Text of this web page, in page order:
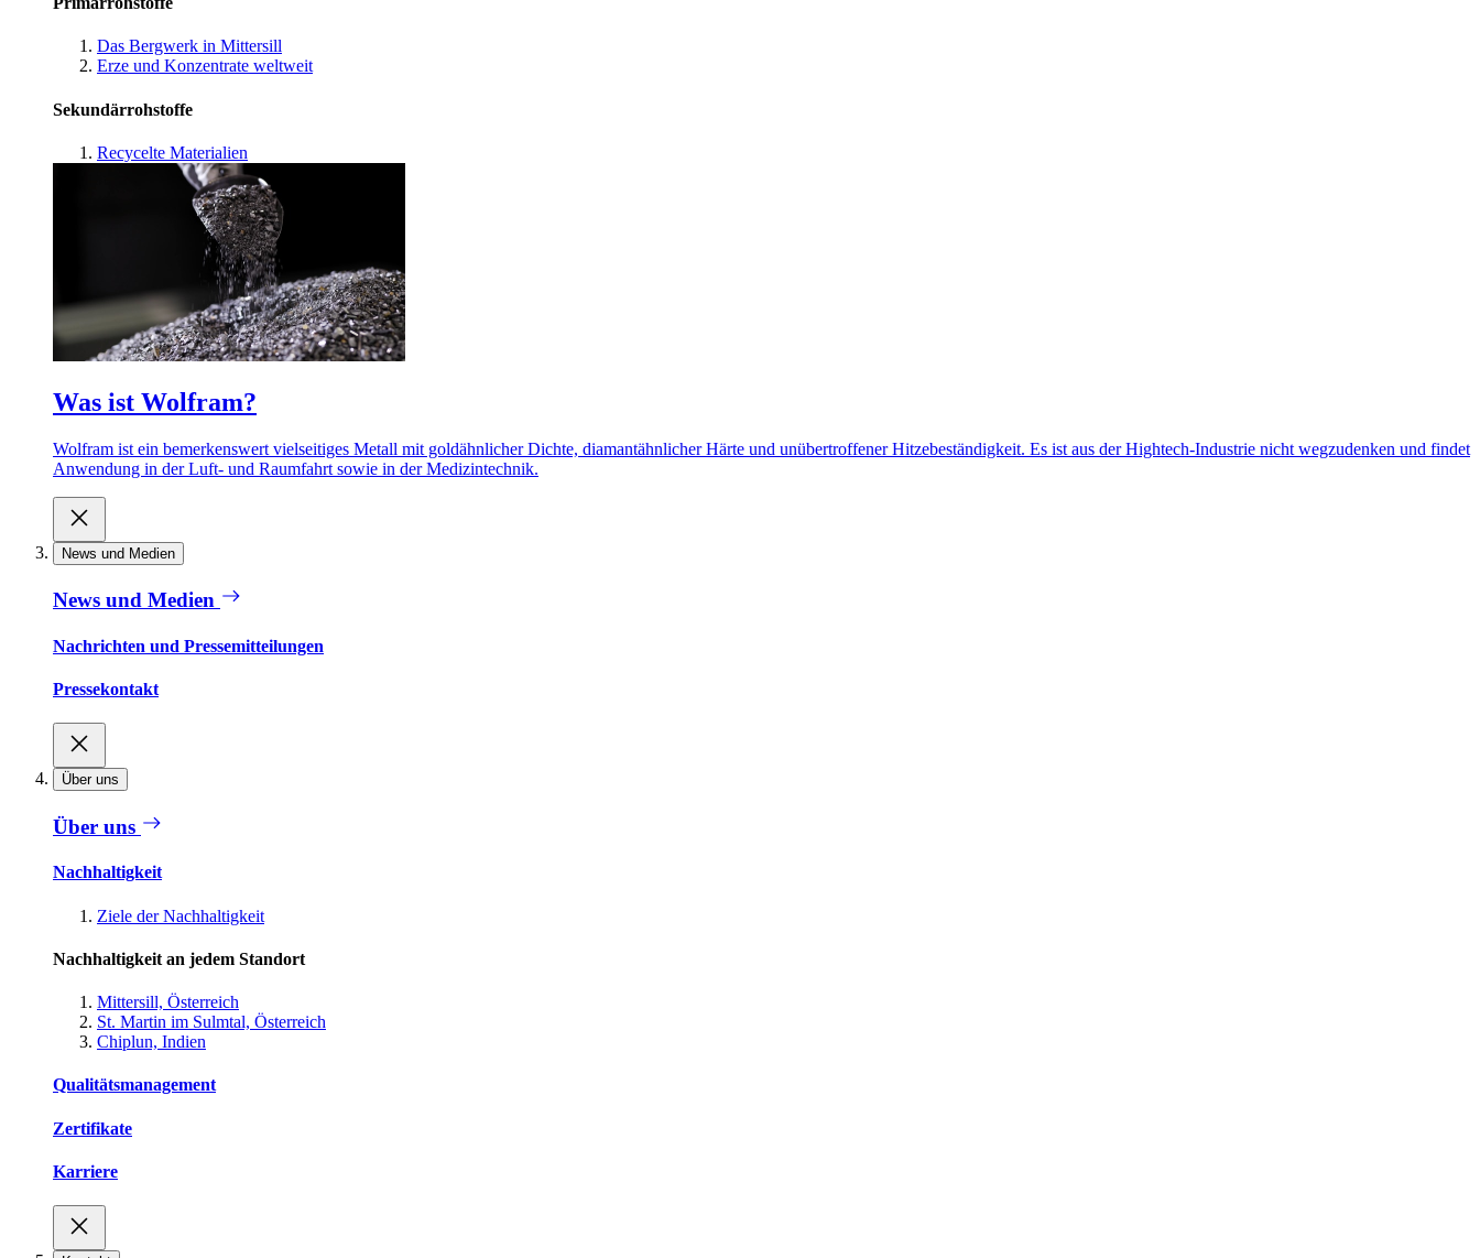
Das Bergwerk in Mittersill
Erze und Konzentrate weltweit
Sekundärrohstoffe
Recycelte Materialien
Was ist Wolfram?
Wolfram ist ein bemerkenswert vielseitiges Metall mit goldähnlicher Dichte, diamantähnlicher Härte und unübertroffener Hitzebeständigkeit. Es ist aus der Hightech-Industrie nicht wegzudenken und findet
Anwendung in der Luft- und Raumfahrt sowie in der Medizintechnik.
News und Medien
News und Medien
Nachrichten und Pressemitteilungen
Pressekontakt
Über uns
Über uns
Nachhaltigkeit
Ziele der Nachhaltigkeit
Nachhaltigkeit an jedem Standort
Mittersill, Österreich
St. Martin im Sulmtal, Österreich
Chiplun, Indien
Qualitätsmanagement
Zertifikate
Karriere